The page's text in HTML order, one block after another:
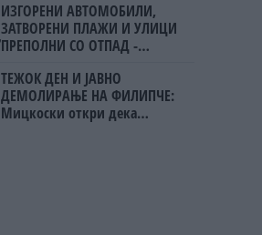
ИЗГОРЕНИ АВТОМОБИЛИ,
ЗАТВОРЕНИ ПЛАЖИ И УЛИЦИ
ПРЕПОЛНИ СО ОТПАД -
мигрантскиот бран кон Сеута
ТЕЖОК ДЕН И ЈАВНО
ДЕМОЛИРАЊЕ НА ФИЛИПЧЕ:
Мицкоски откри дека